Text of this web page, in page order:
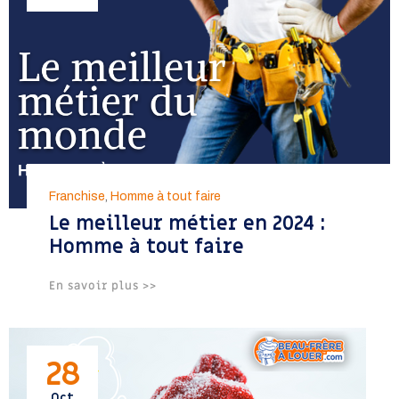
Franchise, Homme à tout faire
Le meilleur métier en 2024 :
Homme à tout faire
En savoir plus >>
28